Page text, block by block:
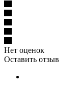
Нет оценок
Оставить отзыв